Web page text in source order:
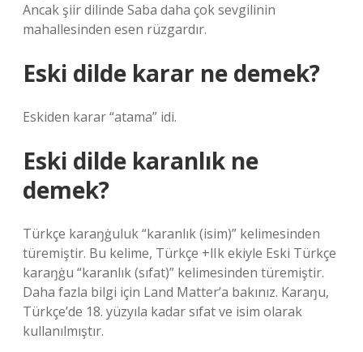
Ancak şiir dilinde Saba daha çok sevgilinin
mahallesinden esen rüzgardır.
Eski dilde karar ne demek?
Eskiden karar “atama” idi.
Eski dilde karanlık ne
demek?
Türkçe karaŋġuluk “karanlık (isim)” kelimesinden
türemiştir. Bu kelime, Türkçe +lIk ekiyle Eski Türkçe
karaŋġu “karanlık (sıfat)” kelimesinden türemiştir.
Daha fazla bilgi için Land Matter’a bakınız. Karaŋu,
Türkçe’de 18. yüzyıla kadar sıfat ve isim olarak
kullanılmıştır.